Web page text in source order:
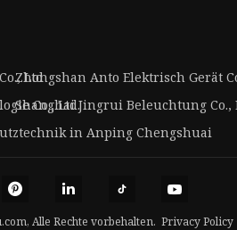
Ltd
Zhongshan Anto Elektrisch Gerät
Co., Ltd.
Shanghai Jingrui Beleuchtung Co.,
in Anping Chengshuai
Alle Rechte vorbehalten. Privacy Policy